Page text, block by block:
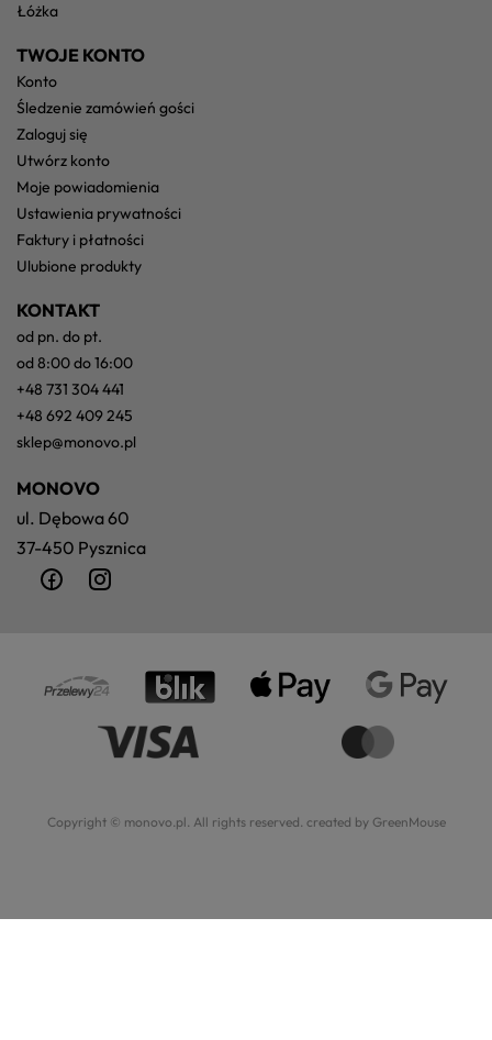
łóżka
TWOJE KONTO
konto
śledzenie zamówień gości
zaloguj się
utwórz konto
moje powiadomienia
ustawienia prywatności
faktury i płatności
ulubione produkty
MONOVO
ul. Dębowa 60
37-450 Pysznica
KONTAKT
od pn. do pt.
od 8:00 do 16:00
+48 731 304 441
+48 692 409 245
sklep@monovo.pl
Copyright © monovo.pl. All rights reserved. created by GreenMouse